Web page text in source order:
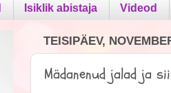
Isiklik abistaja Videod
TEISIPÄEV,
Mädanenud jalad ja